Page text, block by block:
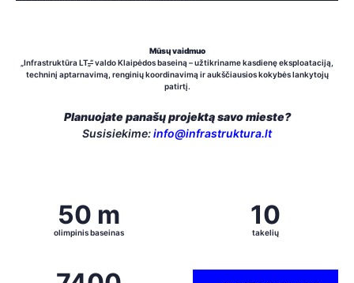
Mūsų vaidmuo
„Infrastruktūra LT„“valdo Klaipėdos baseiną – užtikriname kasdienę eksploataciją,
techninį aptarnavimą, renginių koordinavimą ir aukščiausios kokybės lankytojų
patirtį.
Planuojate panašų projektą savo mieste?
Susisiekime:info@infrastruktura.lt
50 m
olimpinis baseinas
10
takelių